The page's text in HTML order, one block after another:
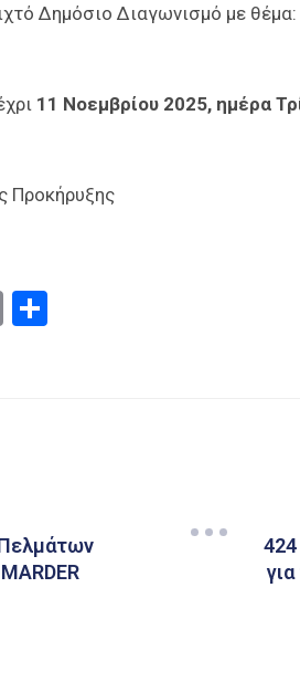
Δημόσιο Διαγωνισμό με
11 Νοεμβρίου 2025, ημέρα
Προκήρυξης
Copy